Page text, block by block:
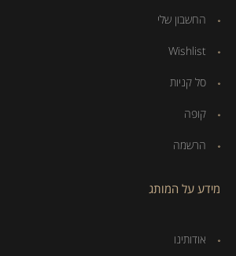
החשבון שלי
Wishlist
סל קניות
קופה
הרשמה
מידע על המותג
אודותינו